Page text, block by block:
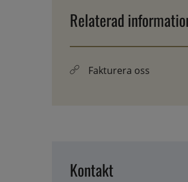
Relaterad
Fakturera oss
Kontakt